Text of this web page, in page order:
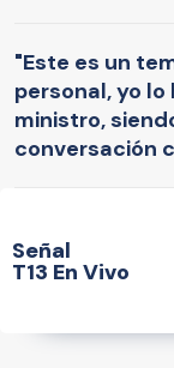
"Este es un
personal, yo
ministro,
conversación
Señal
T13 En Vivo